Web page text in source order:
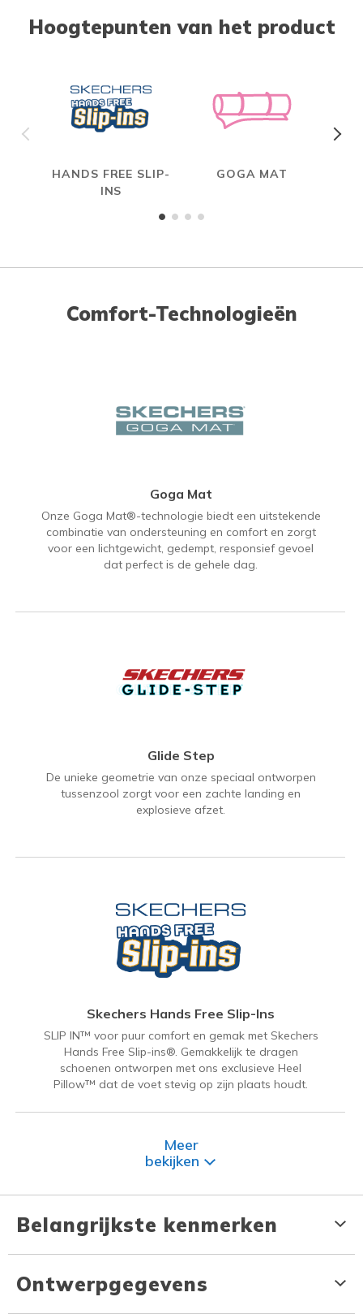
Hoogtepunten van het product
HANDS FREE SLIP-
INS
GOGA MAT
Comfort-Technologieën
Goga Mat
Onze Goga Mat®-technologie biedt een uitstekende
combinatie van ondersteuning en comfort en zorgt
voor een lichtgewicht, gedempt, responsief gevoel
dat perfect is de gehele dag.
Glide Step
De unieke geometrie van onze speciaal ontworpen
tussenzool zorgt voor een zachte landing en
explosieve afzet.
Skechers Hands Free Slip-Ins
SLIP IN™ voor puur comfort en gemak met Skechers
Hands Free Slip-ins®. Gemakkelijk te dragen
schoenen ontworpen met ons exclusieve Heel
Pillow™ dat de voet stevig op zijn plaats houdt.
Meer
bekijken
Belangrijkste kenmerken
Ontwerpgegevens